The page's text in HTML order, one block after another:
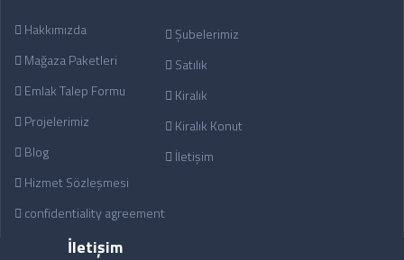
Hakkımızda
Mağaza Paketleri
Emlak Talep Formu
Projelerimiz
Blog
Hizmet Sözleşmesi
confidentiality agreement
Şubelerimiz
Satılık
Kiralık
Kiralık Konut
İletişim
İletişim